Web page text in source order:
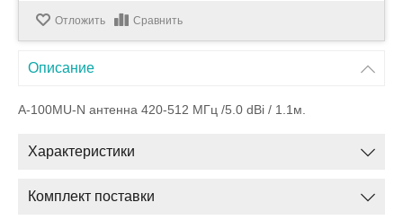
Отложить Сравнить
Описание
A-100MU-N антенна 420-512 МГц /5.0 dBi / 1.1м.
Характеристики
Комплект поставки